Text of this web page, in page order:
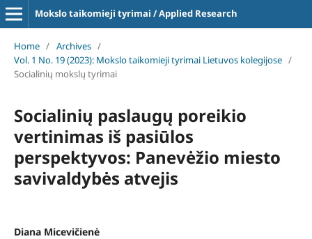
Mokslo taikomieji tyrimai / Applied Research
Home / Archives /
Vol. 1 No. 19 (2023): Mokslo taikomieji tyrimai Lietuvos kolegijose /
Socialinių mokslų tyrimai
Socialinių paslaugų poreikio
vertinimas iš pasiūlos
perspektyvos: Panevėžio miesto
savivaldybės atvejis
Diana Micevičienė